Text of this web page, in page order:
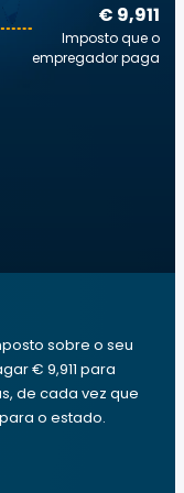
€ 9,911
Imposto que o
empregador paga
sobre o seu
€ 9,911 para
de cada vez que
o estado.